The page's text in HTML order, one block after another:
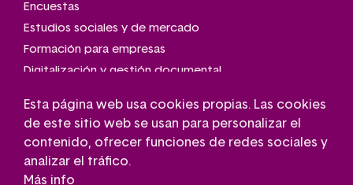
Encuestas
Estudios sociales y de mercado
Formación para empresas
Digitalización y gestión documental
Transporte adaptado
Gestión de parkings
Conserjería
Esta página web usa cookies propias. Las cookies
de este sitio web se usan para personalizar el
contenido, ofrecer funciones de redes sociales y
analizar el tráfico.
Más info